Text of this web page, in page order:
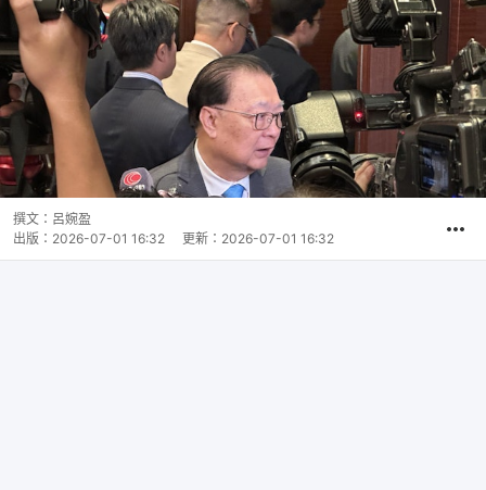
撰文： 呂婉盈
出版： 2026-07-01 16:32 更新： 2026-07-01 16:32